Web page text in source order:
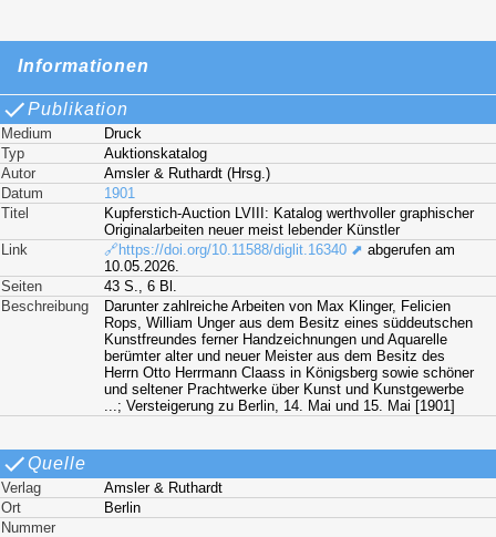
Informationen
Publikation
Medium
Druck
Typ
Auktionskatalog
Autor
Amsler & Ruthardt (Hrsg.)
Datum
1901
Titel
Kupferstich-Auction LVIII: Katalog werthvoller graphischer
Originalarbeiten neuer meist lebender Künstler
Link
🔗https://doi.org/10.11588/diglit.16340 ⬈ abgerufen am
10.05.2026.
Seiten
43 S., 6 Bl.
Beschreibung
Darunter zahlreiche Arbeiten von Max Klinger, Felicien
Rops, William Unger aus dem Besitz eines süddeutschen
Kunstfreundes ferner Handzeichnungen und Aquarelle
berümter alter und neuer Meister aus dem Besitz des
Herrn Otto Herrmann Claass in Königsberg sowie schöner
und seltener Prachtwerke über Kunst und Kunstgewerbe
...; Versteigerung zu Berlin, 14. Mai und 15. Mai [1901]
Quelle
Verlag
Amsler & Ruthardt
Ort
Berlin
Nummer